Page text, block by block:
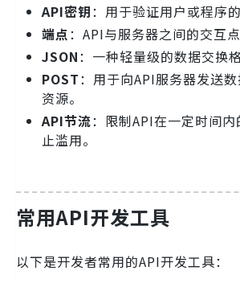
API密钥：用于验证用户或程序的
端点 ：API与服务器之间的交互点
JSON：一种轻量级的数据交换格
POST：用于向API服务器发送
资源。
API节流：限制API在一定时间
止滥用。
常用API开发工具
以下是开发者常用的API开发工具：